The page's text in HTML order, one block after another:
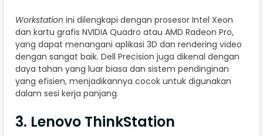
Workstation ini dilengkapi dengan prosesor Intel Xeon
dan kartu grafis NVIDIA Quadro atau AMD Radeon Pro,
yang dapat menangani aplikasi 3D dan rendering video
dengan sangat baik. Dell Precision juga dikenal dengan
daya tahan yang luar biasa dan sistem pendinginan
yang efisien, menjadikannya cocok untuk digunakan
dalam sesi kerja panjang.
3. Lenovo ThinkStation